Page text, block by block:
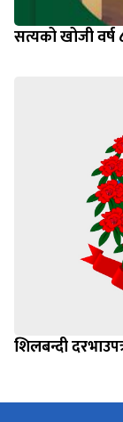
सत्यको खोजी
शिलबन्दी